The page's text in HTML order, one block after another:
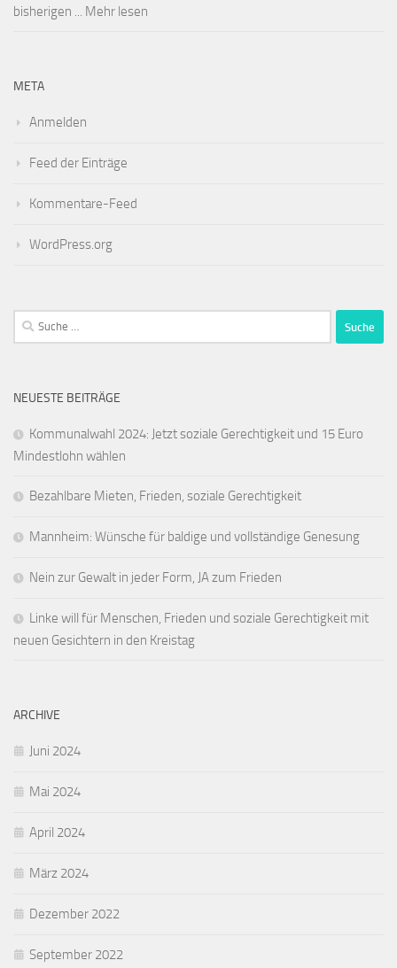
bisherigen ... Mehr lesen
META
Anmelden
Feed der Einträge
Kommentare-Feed
WordPress.org
Suche
nach:
NEUESTE BEITRÄGE
Kommunalwahl 2024: Jetzt soziale Gerechtigkeit und 15 Euro
Mindestlohn wählen
Bezahlbare Mieten, Frieden, soziale Gerechtigkeit
Mannheim: Wünsche für baldige und vollständige Genesung
Nein zur Gewalt in jeder Form, JA zum Frieden
Linke will für Menschen, Frieden und soziale Gerechtigkeit mit
neuen Gesichtern in den Kreistag
ARCHIVE
Juni 2024
Mai 2024
April 2024
März 2024
Dezember 2022
September 2022